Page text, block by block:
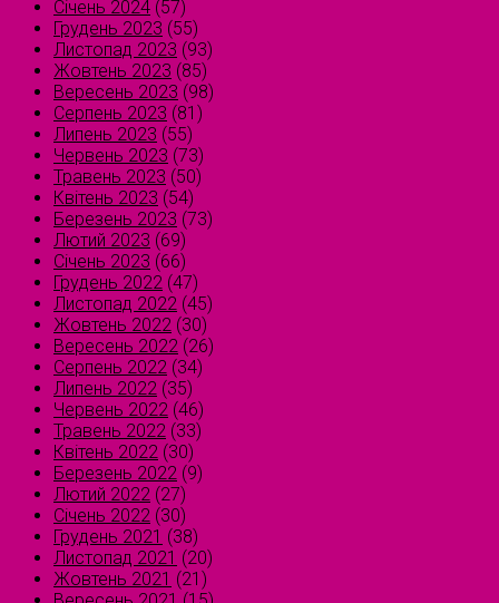
Січень 2024 (57)
Грудень 2023 (55)
Листопад 2023 (93)
Жовтень 2023 (85)
Вересень 2023 (98)
Серпень 2023 (81)
Липень 2023 (55)
Червень 2023 (73)
Травень 2023 (50)
Квітень 2023 (54)
Березень 2023 (73)
Лютий 2023 (69)
Січень 2023 (66)
Грудень 2022 (47)
Листопад 2022 (45)
Жовтень 2022 (30)
Вересень 2022 (26)
Серпень 2022 (34)
Липень 2022 (35)
Червень 2022 (46)
Травень 2022 (33)
Квітень 2022 (30)
Березень 2022 (9)
Лютий 2022 (27)
Січень 2022 (30)
Грудень 2021 (38)
Листопад 2021 (20)
Жовтень 2021 (21)